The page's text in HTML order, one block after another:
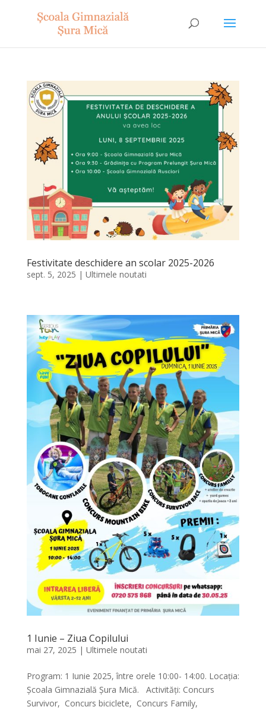
Festivitate deschidere an scolar 2025-2026
sept. 5, 2025 | Ultimele noutati
1 Iunie – Ziua Copilului
mai 27, 2025 | Ultimele noutati
Program: 1 Iunie 2025, între orele 10:00- 14:00. Locația:
Școala Gimnazială Șura Mică. Activități: Concurs
Survivor, Concurs biciclete, Concurs Family,